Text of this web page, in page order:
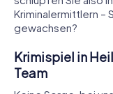
Kriminalermittlern –
gewachsen?
Krimispiel in
Team